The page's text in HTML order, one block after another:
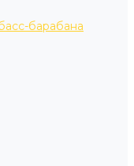
барабана